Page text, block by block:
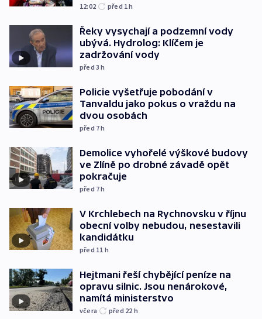
12:02 před 1h
Řeky vysychají a podzemní vody
ubývá. Hydrolog: Klíčem je
zadržování vody
před 3h
Policie vyšetřuje pobodání v
Tanvaldu jako pokus o vraždu na
dvou osobách
před 7h
Demolice vyhořelé výškové budovy
ve Zlíně po drobné závadě opět
pokračuje
před 7h
V Krchlebech na Rychnovsku v říjnu
obecní volby nebudou, nesestavili
kandidátku
před 11 h
Hejtmani řeší chybějící peníze na
opravu silnic. Jsou nenárokové,
namítá ministerstvo
včera před 22 h